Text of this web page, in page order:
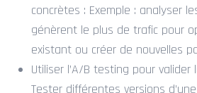
concrètes : Exemple : analyser
génèrent le plus de trafic pour
existant ou créer de nouvelles
Utiliser l’A/B testing pour
Tester différentes versions